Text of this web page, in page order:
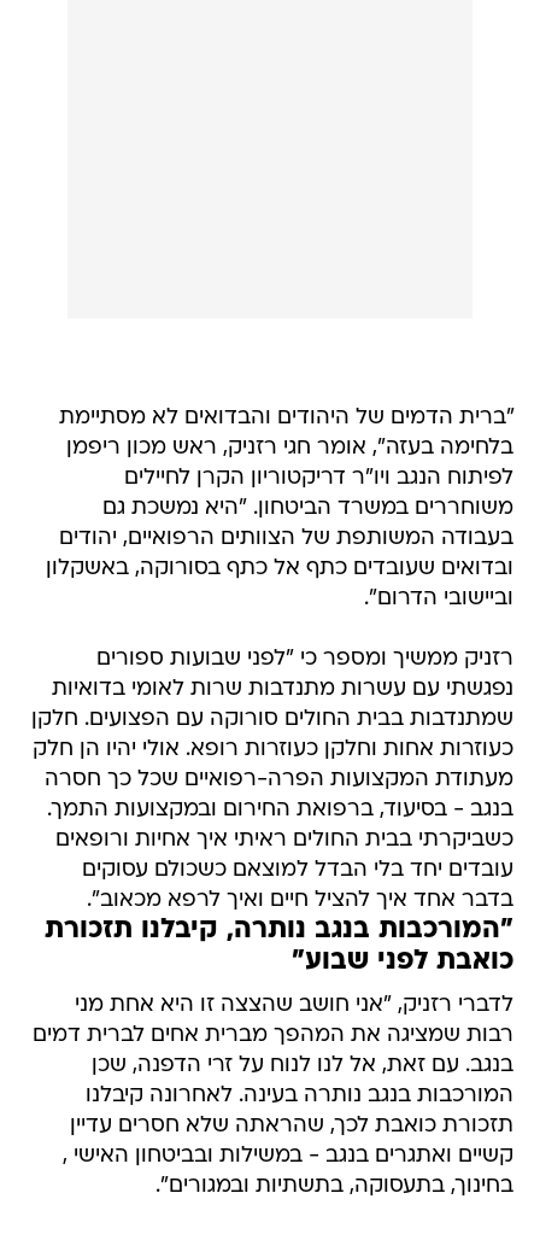
"ברית הדמים של היהודים והבדואים לא מסתיימת
בלחימה בעזה", אומר חגי רזניק, ראש מכון ריפמן
לפיתוח הנגב ויו"ר דריקטוריון הקרן לחיילים
משוחררים במשרד הביטחון. "היא נמשכת גם
בעבודה המשותפת של הצוותים הרפואיים, יהודים
ובדואים שעובדים כתף אל כתף בסורוקה, באשקלון
וביישובי הדרום".
רזניק ממשיך ומספר כי "לפני שבועות ספורים
נפגשתי עם עשרות מתנדבות שרות לאומי בדואיות
שמתנדבות בבית החולים סורוקה עם הפצועים. חלקן
כעוזרות אחות וחלקן כעוזרות רופא. אולי יהיו הן חלק
מעתודת המקצועות הפרה-רפואיים שכל כך חסרה
בנגב - בסיעוד, ברפואת החירום ובמקצועות התמך.
כשביקרתי בבית החולים ראיתי איך אחיות ורופאים
עובדים יחד בלי הבדל למוצאם כשכולם עסוקים
בדבר אחד איך להציל חיים ואיך לרפא מכאוב".
"המורכבות בנגב נותרה, קיבלנו תזכורת
כואבת לפני שבוע"
לדברי רזניק, "אני חושב שהצצה זו היא אחת מני
רבות שמציגה את המהפך מברית אחים לברית דמים
בנגב. עם זאת, אל לנו לנוח על זרי הדפנה, שכן
המורכבות בנגב נותרה בעינה. לאחרונה קיבלנו
תזכורת כואבת לכך, שהראתה שלא חסרים עדיין
קשיים ואתגרים בנגב - במשילות ובביטחון האישי ,
בחינוך, בתעסוקה, בתשתיות ובמגורים".